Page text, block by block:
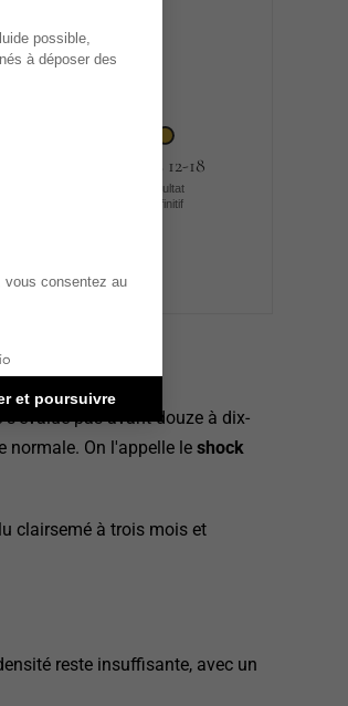
Mois 12-18
résultat
définitif
pas avant douze à dix-
normale. On l'appelle le shock
clairsemé à trois mois et
reste insuffisante, avec un